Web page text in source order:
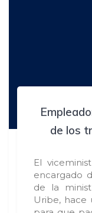
de los
El
encargado
de la
Uribe, hace